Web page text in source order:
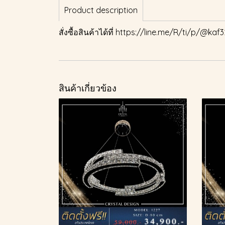
Product description
สั่งซื้อสินค้าได้ที่ https://line.me/R/ti/p/
สินค้าเกี่ยวข้อง